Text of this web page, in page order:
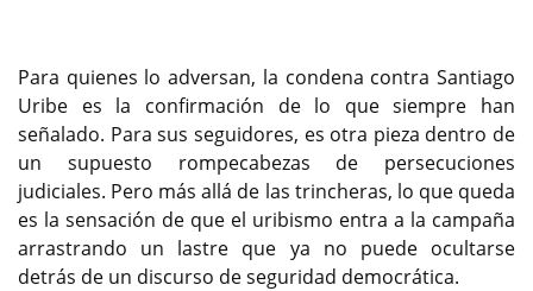
Para quienes lo adversan, la condena contra Santiago
Uribe es la confirmación de lo que siempre han
señalado. Para sus seguidores, es otra pieza dentro de
un supuesto rompecabezas de persecuciones
judiciales. Pero más allá de las trincheras, lo que queda
es la sensación de que el uribismo entra a la campaña
arrastrando un lastre que ya no puede ocultarse
detrás de un discurso de seguridad democrática.